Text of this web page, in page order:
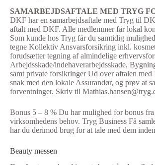
SAMARBEJDSAFTALE MED TRYG
DKF har en samarbejdsaftale med Tryg til
aftalt med DKF. Alle medlemmer får lokal
Som kunde hos Tryg får du samtidig
tegne Kollektiv Ansvarsforsikring inkl.
forudsætter tegning af almindelige
Arbejdsskade/indehaverarbejdsskade,
samt private forsikringer Ud over aftalen
snak med den lokale Assurandør, og prøv at
forventninger. Skriv til
Bonus 5 – 8 % Du har mulighed for bonus
virksomhedens behov. Tryg Business Få
har du derimod brug for at tale med dem
Beauty messen